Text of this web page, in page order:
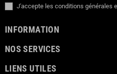
J'accepte les conditions générales
INFORMATION
NOS SERVICES
LIENS UTILES